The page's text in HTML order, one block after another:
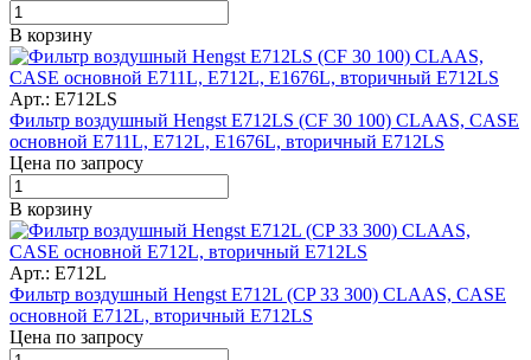
В корзину
Арт.: E712LS
Фильтр воздушный Hengst E712LS (CF 30 100) CLAAS, CASE
основной E711L, E712L, E1676L, вторичный E712LS
Цена по запросу
В корзину
Арт.: E712L
Фильтр воздушный Hengst E712L (CP 33 300) CLAAS, CASE
основной E712L, вторичный E712LS
Цена по запросу